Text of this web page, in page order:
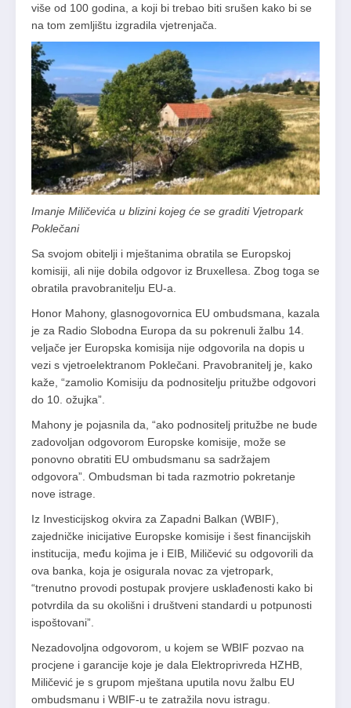
više od 100 godina, a koji bi trebao biti srušen kako bi se
na tom zemljištu izgradila vjetrenjača.
Imanje Miličevića u blizini kojeg će se graditi Vjetropark
Poklečani
Sa svojom obitelji i mještanima obratila se Europskoj
komisiji, ali nije dobila odgovor iz Bruxellesa. Zbog toga se
obratila pravobranitelju EU-a.
Honor Mahony, glasnogovornica EU ombudsmana, kazala
je za Radio Slobodna Europa da su pokrenuli žalbu 14.
veljače jer Europska komisija nije odgovorila na dopis u
vezi s vjetroelektranom Poklečani. Pravobranitelj je, kako
kaže, “zamolio Komisiju da podnositelju pritužbe odgovori
do 10. ožujka”.
Mahony je pojasnila da, “ako podnositelj pritužbe ne bude
zadovoljan odgovorom Europske komisije, može se
ponovno obratiti EU ombudsmanu sa sadržajem
odgovora”. Ombudsman bi tada razmotrio pokretanje
nove istrage.
Iz Investicijskog okvira za Zapadni Balkan (WBIF),
zajedničke inicijative Europske komisije i šest financijskih
institucija, među kojima je i EIB, Miličević su odgovorili da
ova banka, koja je osigurala novac za vjetropark,
“trenutno provodi postupak provjere usklađenosti kako bi
potvrdila da su okolišni i društveni standardi u potpunosti
ispoštovani”.
Nezadovoljna odgovorom, u kojem se WBIF pozvao na
procjene i garancije koje je dala Elektroprivreda HZHB,
Miličević je s grupom mještana uputila novu žalbu EU
ombudsmanu i WBIF-u te zatražila novu istragu.